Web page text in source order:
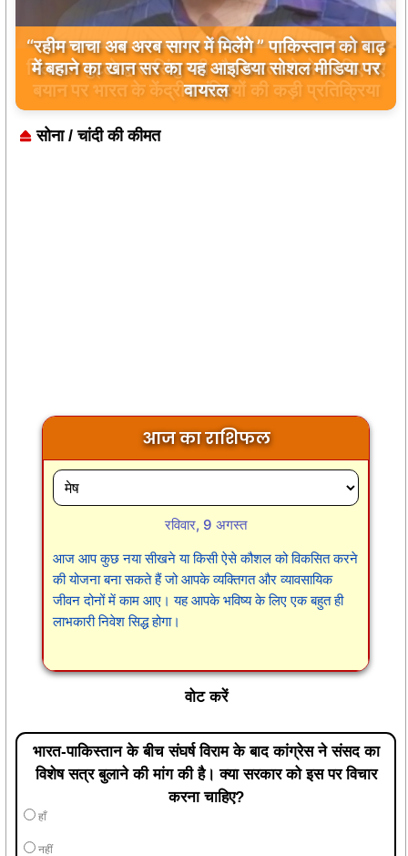
बिलावल भुट्टो द्वारा सिंधु नदी और भारत को लेकर दिए गए
बयान पर भारत के केंद्रीय मंत्रियों की कड़ी प्रतिक्रिया
सोना / चांदी की कीमत
आज का राशिफल
रविवार, 9 अगस्त
आज आप कुछ नया सीखने या किसी ऐसे कौशल को विकसित करने
की योजना बना सकते हैं जो आपके व्यक्तिगत और व्यावसायिक
जीवन दोनों में काम आए। यह आपके भविष्य के लिए एक बहुत ही
लाभकारी निवेश सिद्ध होगा।
वोट करें
भारत-पाकिस्तान के बीच संघर्ष विराम के बाद कांग्रेस ने संसद का
विशेष सत्र बुलाने की मांग की है। क्या सरकार को इस पर विचार
करना चाहिए?
हाँ
नहीं